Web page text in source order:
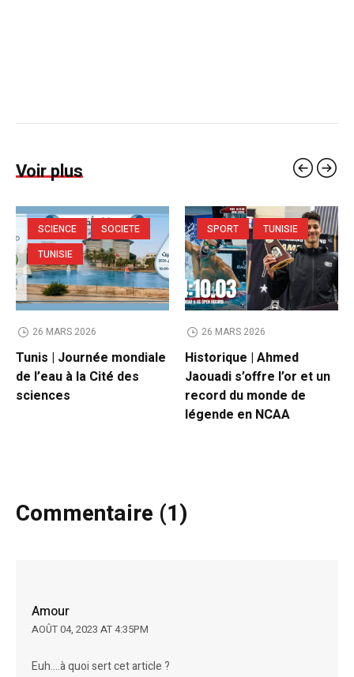
Voir plus
SCIENCE
SOCIETE
TUNISIE
26 MARS 2026
Tunis | Journée mondiale
de l’eau à la Cité des
sciences
SPORT TUNISIE
26 MARS 2026
Historique | Ahmed
Jaouadi s’offre l’or et un
record du monde de
légende en NCAA
Commentaire (1)
Amour
AOÛT 04, 2023 AT 4:35PM
Euh….à quoi sert cet article ?